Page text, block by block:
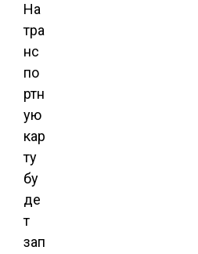
На
тра
нс
по
ртн
ую
кар
ту
бу
де
т
зап